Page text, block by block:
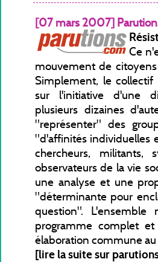
[07 mars 2007]
Ce
mouvement de
Simplement, le collectif
sur l'initiative d'une
plusieurs dizaines
"représenter" des
"d'affinités individuelles
chercheurs, militants,
observateurs de la vie
une analyse et une
"déterminante pour
question".
programme complet
élaboration commune
[lire la suite sur